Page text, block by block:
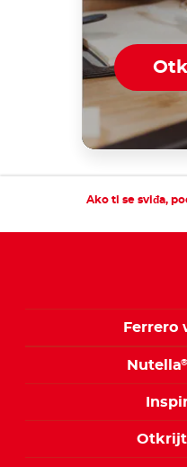
Ako ti se sviđa,
Ferrero
Nutella®